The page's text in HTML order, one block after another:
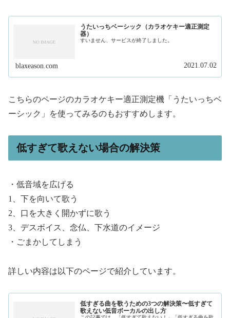
うたいっちベーシック（カラオケキー適正測定
器）
すいません、サービスが終了しました。
blaxeason.com 2021.07.02
こちらのページのカラオケキー適正測定機「うたいっちベ
ーシック」を使ってみるのもおすすめします。
低すぎて歌えない場合の解決策
・低音域を広げる
1、下を向いて歌う
2、口を大きく開かずに歌う
3、デスボイス、念仏、下水道のイメージ
・ごまかしてしまう
詳しい内容は以下のページで紹介しています。
低すぎる曲を歌うための3つの解決策〜低すぎて
歌えない低音ボーカルの出し方